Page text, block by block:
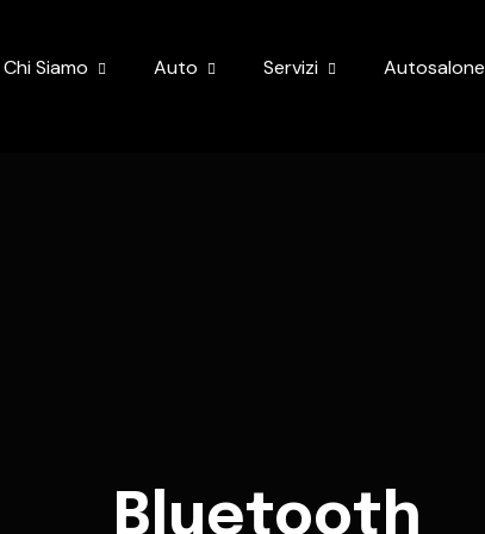
Chi Siamo Auto Servizi Autosalone
Bluetooth